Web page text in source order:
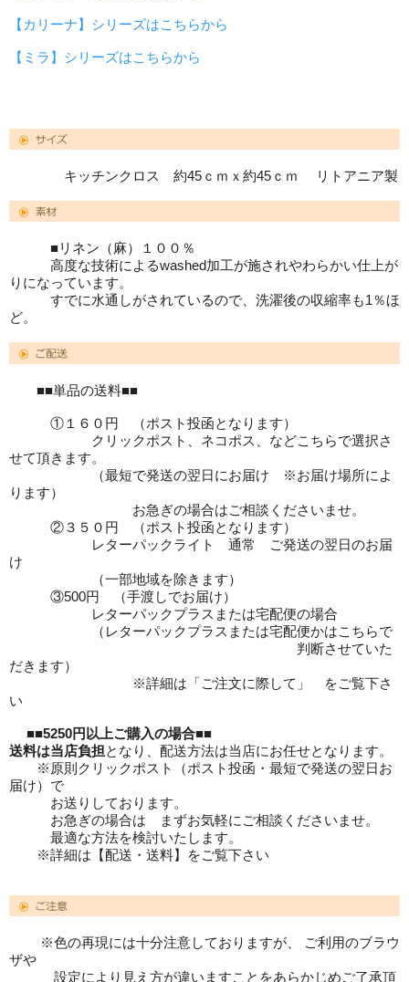
【カリーナ】シリーズはこちらから
【ミラ】シリーズはこちらから
キッチンクロス 約45ｃｍｘ約45ｃｍ リトアニア製
■リネン（麻）１００％
高度な技術によるwashed加工が施されやわらかい仕上が
りになっています。
すでに水通しがされているので、洗濯後の収縮率も1％ほ
ど。
■■単品の送料■■
①１６０円 （ポスト投函となります）
クリックポスト、ネコポス、などこちらで選択さ
せて頂きます。
（最短で発送の翌日にお届け ※お届け場所によ
ります）
お急ぎの場合はご相談くださいませ。
②３５０円 （ポスト投函となります）
レターパックライト 通常 ご発送の翌日のお届
け
（一部地域を除きます）
③500円 （手渡しでお届け）
レターパックプラスまたは宅配便の場合
（レターパックプラスまたは宅配便かはこちらで
判断させていた
だきます）
※詳細は「ご注文に際して」 をご覧下さ
い
■■5250円以上ご購入の場合■■
送料は当店負担となり、配送方法は当店にお任せとなります。
※原則クリックポスト（ポスト投函・最短で発送の翌日お
届け）で
お送りしております。
お急ぎの場合は まずお気軽にご相談くださいませ。
最適な方法を検討いたします。
※詳細は【配送・送料】をご覧下さい
※色の再現には十分注意しておりますが、 ご利用のブラウ
ザや
設定により見え方が違いますことをあらかじめご了承頂